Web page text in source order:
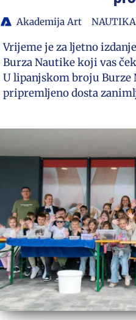
Akademija Art NAUTIKA
Vrijeme je za ljetno
Burza Nautike koji vas
U lipanjskom broju Burze
pripremljeno dosta